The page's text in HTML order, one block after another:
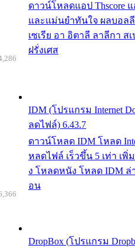
ดาวน์โหลดแอป Thscore
และแม่นยำทันใจ ผลบอล
เซเรีย อา อิตาลี ลาลีกา ส
ฝรั่งเศส
IDM (โปรแกรม Internet
ลดไฟล์) 6.43.7
ดาวน์โหลด IDM โหลด
หลดไฟล์ เร็วขึ้น 5 เท่า เพิ่
ง โหลดหนัง โหลด IDM ล่
อน
DropBox (โปรแกรม